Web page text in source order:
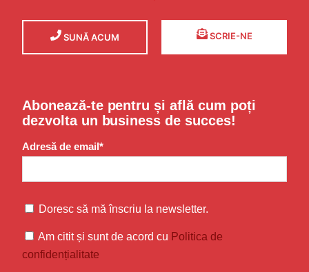
SUNĂ ACUM SCRIE-NE
Abonează-te pentru și află cum poți
dezvolta un business de succes!
Adresă de email*
Doresc să mă înscriu la newsletter.
Am citit și sunt de acord cu Politica de
confidențialitate